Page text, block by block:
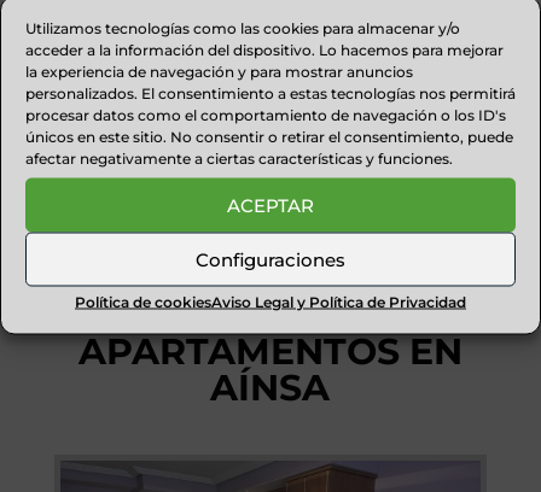
Utilizamos tecnologías como las cookies para almacenar y/o
acceder a la información del dispositivo. Lo hacemos para mejorar
la experiencia de navegación y para mostrar anuncios
personalizados. El consentimiento a estas tecnologías nos permitirá
procesar datos como el comportamiento de navegación o los ID's
únicos en este sitio. No consentir o retirar el consentimiento, puede
afectar negativamente a ciertas características y funciones.
ACEPTAR
Configuraciones
Política de cookiesAviso Legal y Política de Privacidad
PRODUCTOS ARTESANOS
PIRENAICOS
RESERVA
APARTAMENTOS EN
AÍNSA